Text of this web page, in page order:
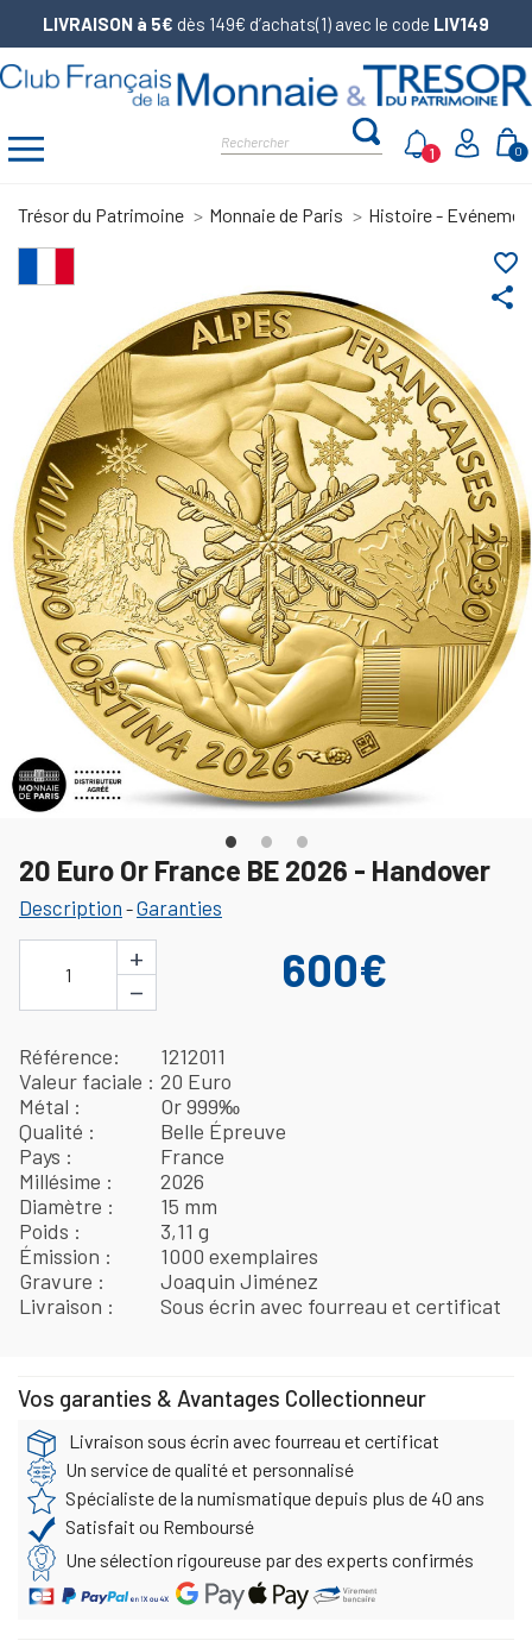
LIVRAISON à 5€ dès 149€ d’achats(1) avec le code LIV149
0
1
Trésor du Patrimoine Monnaie de Paris Histoire -
share
favorite_border
20 Euro Or France BE 2026 - Handover
Description -Garanties
1
+
−
600€
Référence
1212011
Valeur faciale
20 Euro
Métal
Or 999‰
Qualité
Belle Épreuve
Pays
France
Millésime
2026
Diamètre
15 mm
Poids
3,11 g
Émission
1000 exemplaires
Gravure
Joaquin Jiménez
Livraison
Sous écrin avec fourreau et certificat
Vos garanties & Avantages Collectionneur
Livraison sous écrin avec fourreau et certificat
Un service de qualité et personnalisé
Spécialiste de la numismatique depuis plus de 40 ans
Satisfait ou Remboursé
Une sélection rigoureuse par des experts confirmés